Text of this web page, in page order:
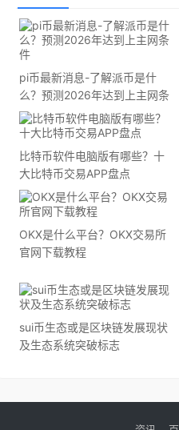
pi币最新消息-了解派币是什
么？预测2026年达到上主网条
件
比特币软件电脑版有哪些？十
大比特币交易APP盘点
OKX是什么平台？OKX交易所
官网下载教程
sui币生态或是区块链发展现状
及生态系统突破标志